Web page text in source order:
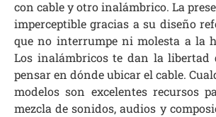
con cable y otro inalámbrico. La
imperceptible gracias a su diseño
que no interrumpe ni molesta a la
Los inalámbricos te dan la libertad
pensar en dónde ubicar el cable.
modelos son excelentes recursos
mezcla de sonidos, audios y